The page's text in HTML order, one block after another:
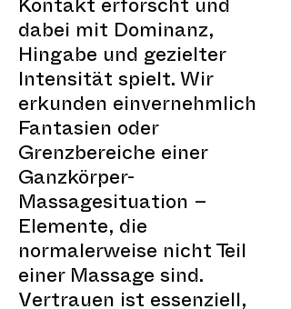
Kontakt erforscht und
dabei mit Dominanz,
Hingabe und gezielter
Intensität spielt. Wir
erkunden einvernehmlich
Fantasien oder
Grenzbereiche einer
Ganzkörper-
Massagesituation –
Elemente, die
normalerweise nicht Teil
einer Massage sind.
Vertrauen ist essenziell,